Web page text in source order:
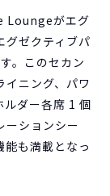
Loungeがエグ
ゼクティブパ
。このセカン
イニング、パワ
ルダー各席 1 個
ーションシー
能も満載となっ